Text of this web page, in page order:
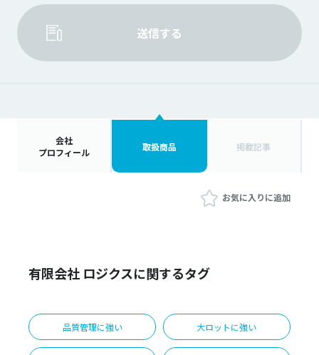
送信する
会社
プロフィール
取扱商品 掲載記事
お気に入りに追加
有限会社 ロジクスに関するタグ
品質管理に強い 大ロットに強い